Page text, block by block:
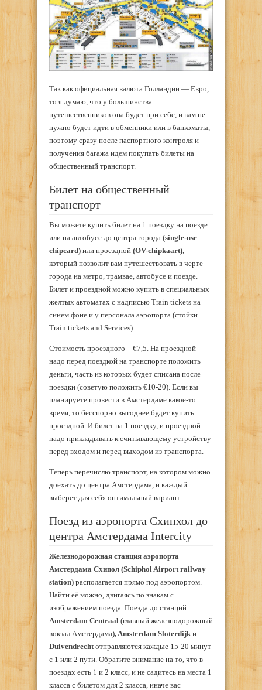
Так как официальная валюта Голландии — Евро,
то я думаю, что у большинства
путешественников она будет при себе, и вам не
нужно будет идти в обменники или в банкоматы,
поэтому сразу после паспортного контроля и
получения багажа идем покупать билеты на
общественный транспорт.
Билет на общественный
транспорт
Вы можете купить билет на 1 поездку на поезде
или на автобусе до центра города (single-use
chipcard) или проездной (OV-chipkaart)
который позволит вам путешествовать в черте
города на метро, трамвае, автобусе и поезде.
Билет и проездной можно купить в специальных
желтых автоматах с надписью Train tickets на
синем фоне и у персонала аэропорта (стойки
Train tickets and Services).
Стоимость проездного – €7,5. На проездной
надо перед поездкой на транспорте положить
деньги, часть из которых будет списана после
поездки (советую положить €10-20). Если вы
планируете провести в Амстердаме какое-то
время, то бесспорно выгоднее будет купить
проездной. И билет на 1 поездку, и проездной
надо прикладывать к считывающему устройству
перед входом и перед выходом из транспорта.
Теперь перечислю транспорт, на котором можно
доехать до центра Амстердама, и каждый
выберет для себя оптимальный вариант.
Поезд из аэропорта Схипхол до
центра Амстердама Intercity
Железнодорожная станция аэропорта
Амстердама Схипол (Schiphol Airport railway
station) располагается прямо под аэропортом.
Найти её можно, двигаясь по знакам с
изображением поезда. Поезда до станций
Amsterdam Centraal (главный железнодорожный
вокзал Амстердама), Amsterdam Sloterdijk и
Duivendrecht отправляются каждые 15-20 минут
с 1 или 2 пути. Обратите внимание на то, что в
поездах есть 1 и 2 класс, и не садитесь на места 1
класса с билетом для 2 класса, иначе вас